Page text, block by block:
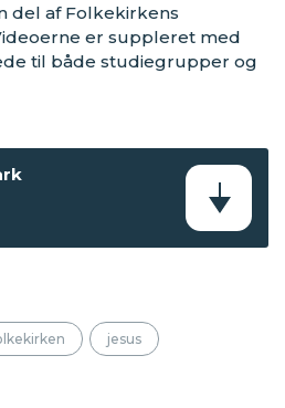
del af Folkekirkens
er suppleret med
til både studiegrupper og
jesus